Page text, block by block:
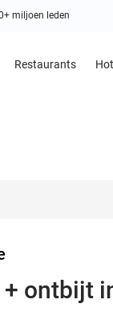
miljoen leden
Restaurants
ontbijt